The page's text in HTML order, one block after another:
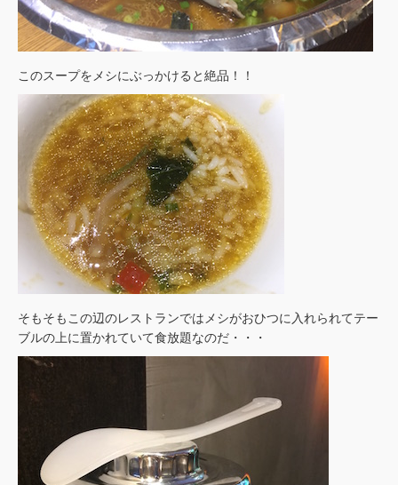
このスープをメシにぶっかけると絶品！！
そもそもこの辺のレストランではメシがおひつに入れられてテー
ブルの上に置かれていて食放題なのだ・・・